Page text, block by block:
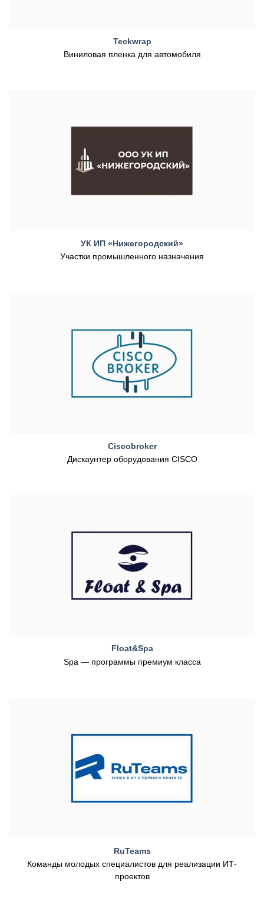
Teckwrap
Виниловая пленка для автомобиля
УК ИП «Нижегородский»
Участки промышленного назначения
Ciscobroker
Дискаунтер оборудования CISCO
Float&Spa
Spa — программы премиум класса
RuTeams
Команды молодых специалистов для реализации ИТ-
проектов